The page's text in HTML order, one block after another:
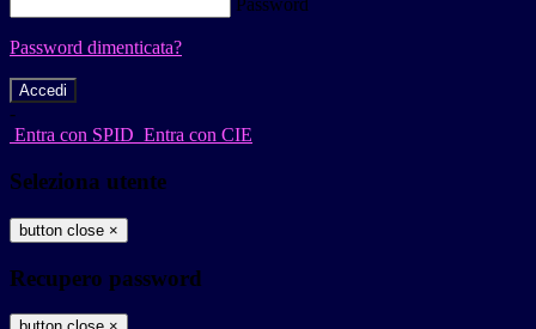
Password
Password dimenticata?
-
Entra con SPID Entra con CIE
Seleziona utente
button close ×
Recupero password